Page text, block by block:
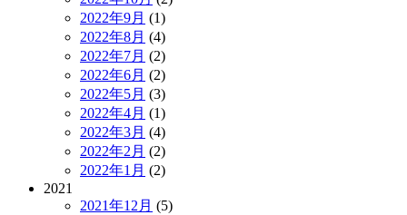
2022年9月 (1)
2022年8月 (4)
2022年7月 (2)
2022年6月 (2)
2022年5月 (3)
2022年4月 (1)
2022年3月 (4)
2022年2月 (2)
2022年1月 (2)
2021
2021年12月 (5)